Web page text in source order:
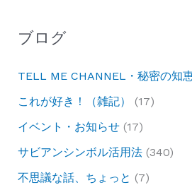
ブログ
TELL ME CHANNEL・秘密の知
これが好き！（雑記）
(17)
イベント・お知らせ(17)
サビアンシンボル活用法(340)
不思議な話、ちょっと (7)